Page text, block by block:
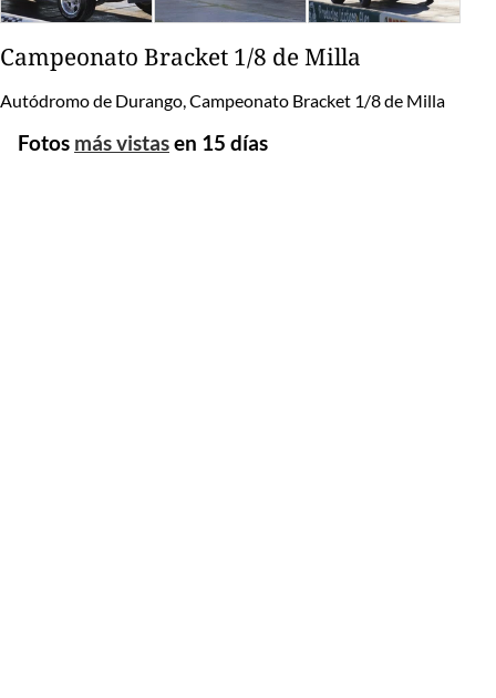
Campeonato Bracket 1/8 de Milla
Autódromo de Durango, Campeonato Bracket 1/8 de Milla
Fotos más vistasen 15 días